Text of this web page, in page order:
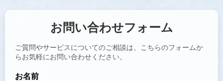
お問い合わせフォーム
ご質問やサービスについてのご相談は、こちらのフォームか
らお気軽にお問い合わせください。
お名前